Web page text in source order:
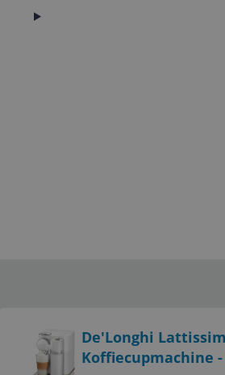
De'Longhi
Koffiecupmachine